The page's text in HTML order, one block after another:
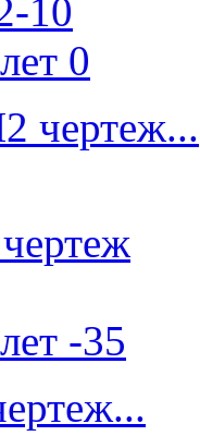
чертеж...